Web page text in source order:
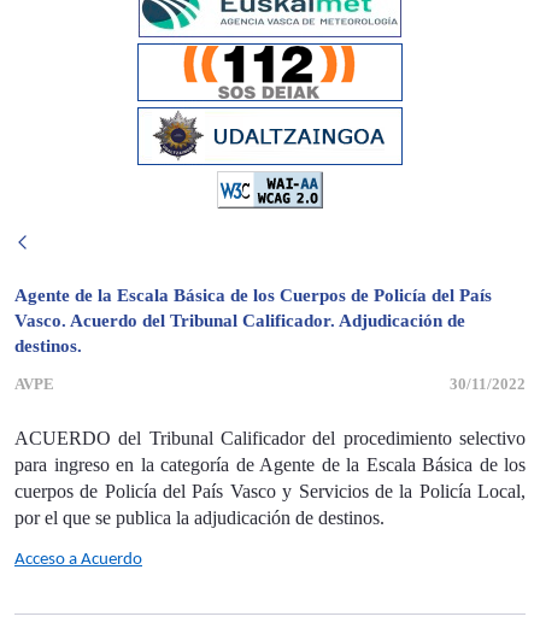
Agente de la Escala Básica de los Cuerpos de Policía del País
Vasco. Acuerdo del Tribunal Calificador. Adjudicación de
destinos.
AVPE 30/11/2022
ACUERDO del Tribunal Calificador del procedimiento selectivo
para ingreso en la categoría de Agente de la Escala Básica de los
cuerpos de Policía del País Vasco y Servicios de la Policía Local,
por el que se publica la adjudicación de destinos.
Acceso a Acuerdo